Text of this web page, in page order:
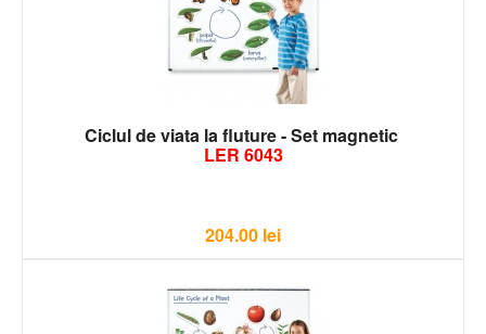
Ciclul de viata la fluture - Set magnetic
LER 6043
204.00 lei